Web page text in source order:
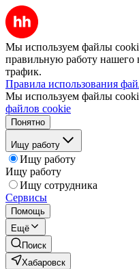
Мы используем файлы
правильную работу нашего
трафик.
Правила использования
Мы используем файлы
файлов cookie
Понятно
Ищу работу
Ищу работу
Ищу работу
Ищу сотрудника
Сервисы
Помощь
Ещё
Поиск
Хабаровск